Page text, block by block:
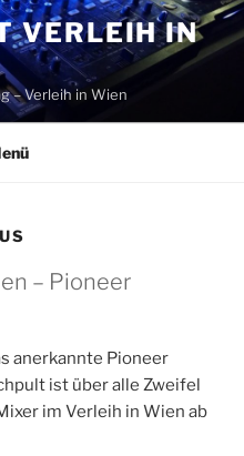
VERLEIH IN
– Verleih in Wien
– Pioneer
anerkannte Pioneer
ist über alle Zweifel
im Verleih in Wien ab